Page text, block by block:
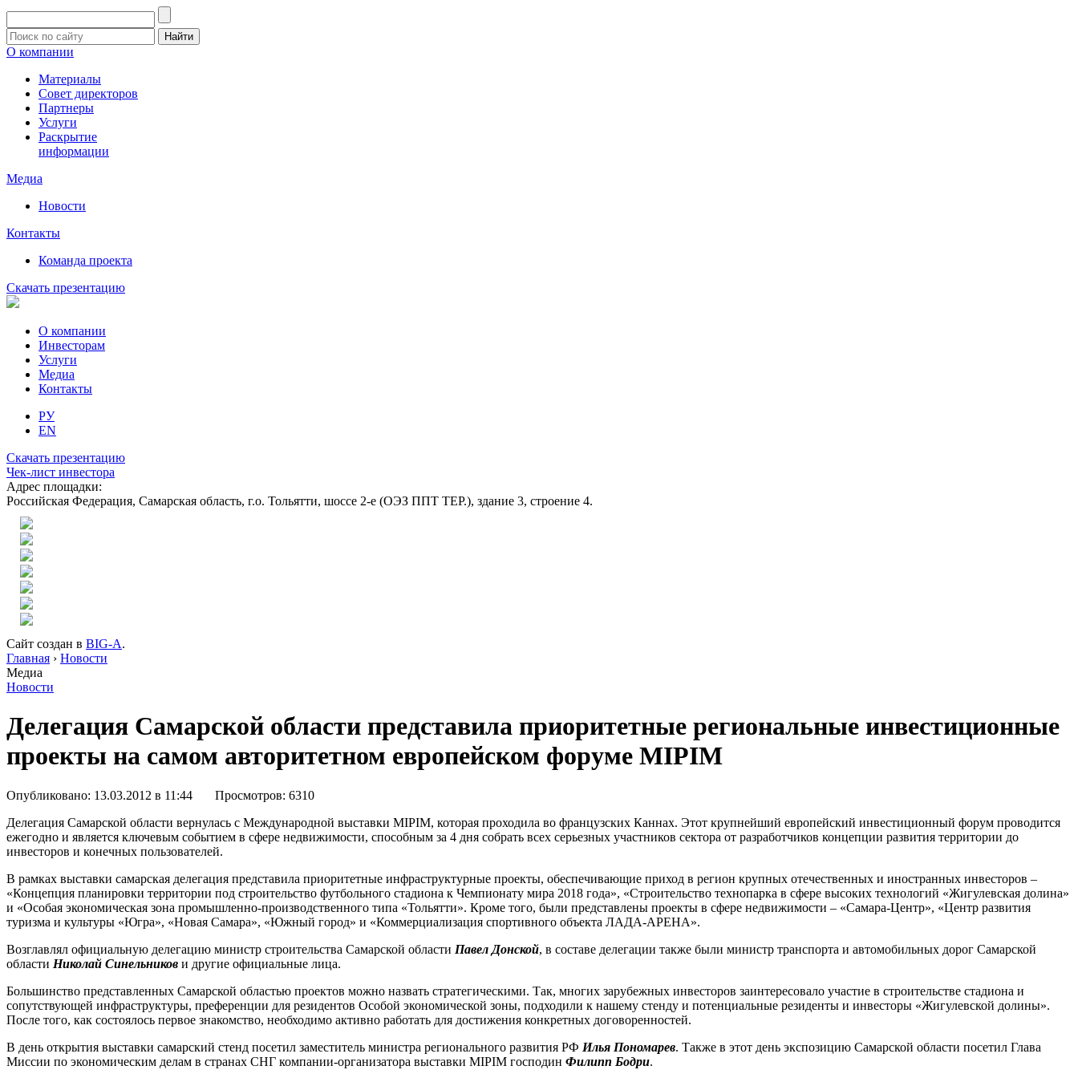
О компании
Материалы
Совет директоров
Партнеры
Услуги
Раскрытие
информации
Медиа
Новости
Контакты
Команда проекта
Скачать презентацию
О компании
Инвесторам
Услуги
Медиа
Контакты
РУ
EN
Скачать презентацию
Чек-лист инвестора
Адрес площадки:
Российская Федерация, Самарская область, г.о. Тольятти, шоссе 2-е (ОЭЗ ППТ ТЕР.), здание 3, строение 4.
Сайт создан в BIG-A.
Главная › Новости
Медиа
Новости
Делегация Самарской области представила приоритетные региональные инвестиционные
проекты на самом авторитетном европейском форуме MIPIM
Опубликовано: 13.03.2012 в 11:44 Просмотров: 6310
Делегация Самарской области вернулась с Международной выставки MIPIM, которая проходила во французских Каннах. Этот крупнейший европейский инвестиционный форум проводится
ежегодно и является ключевым событием в сфере недвижимости, способным за 4 дня собрать всех серьезных участников сектора от разработчиков концепции развития территории до
инвесторов и конечных пользователей.
В рамках выставки самарская делегация представила приоритетные инфраструктурные проекты, обеспечивающие приход в регион крупных отечественных и иностранных инвесторов –
«Концепция планировки территории под строительство футбольного стадиона к Чемпионату мира 2018 года», «Строительство технопарка в сфере высоких технологий «Жигулевская долина»
и «Особая экономическая зона промышленно-производственного типа «Тольятти». Кроме того, были представлены проекты в сфере недвижимости – «Самара-Центр», «Центр развития
туризма и культуры «Югра», «Новая Самара», «Южный город» и «Коммерциализация спортивного объекта ЛАДА-АРЕНА».
Возглавлял официальную делегацию министр строительства Самарской области Павел Донской, в составе делегации также были министр транспорта и автомобильных дорог Самарской
области Николай Синельников и другие официальные лица.
Большинство представленных Самарской областью проектов можно назвать стратегическими. Так, многих зарубежных инвесторов заинтересовало участие в строительстве стадиона и
сопутствующей инфраструктуры, преференции для резидентов Особой экономической зоны, подходили к нашему стенду и потенциальные резиденты и инвесторы «Жигулевской долины».
После того, как состоялось первое знакомство, необходимо активно работать для достижения конкретных договоренностей.
В день открытия выставки самарский стенд посетил заместитель министра регионального развития РФ Илья Пономарев. Также в этот день экспозицию Самарской области посетил Глава
Миссии по экономическим делам в странах СНГ компании-организатора выставки MIPIM господин Филипп Бодри.